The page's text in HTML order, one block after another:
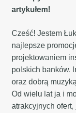
artykułem!
Cześć! Jestem
najlepsze
projektowaniem
polskich banków.
oraz dobrą
Od wielu lat ja i
atrakcyjnych